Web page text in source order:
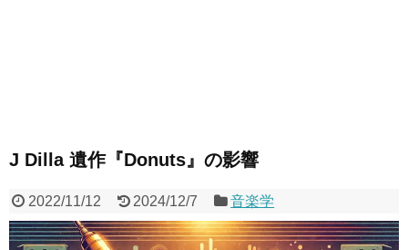
J Dilla 遺作『Donuts』の影響
2022/11/12 2024/12/7 音楽学